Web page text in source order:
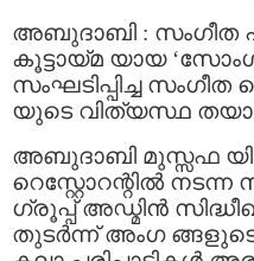
അബുദാബി : സംഗീത
കൂട്ടായ്മ യായ
സംഘടിപ്പിച്ച
യുടെ വിത്യസ്ഥ
അബുദാബി മുസ്സഫ
റെസ്റ്റോറന്റിൽ
ഗ്രൂപ്പ് അഡ്മിന്‍
തുടര്‍ന്ന് അംഗ